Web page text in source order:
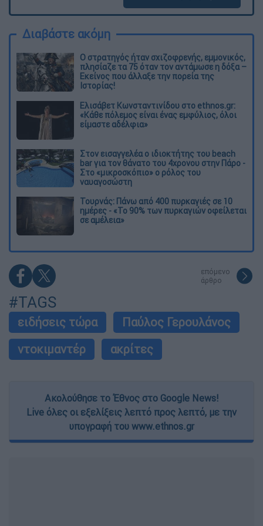
Διαβάστε ακόμη
O στρατηγός ήταν σχιζοφρενής, εμμονικός,
πλησίαζε τα 75 όταν τον αντάμωσε η δόξα –
Εκείνος που άλλαξε την πορεία της
Ιστορίας!
Ελισάβετ Κωνσταντινίδου στο ethnos.gr:
«Κάθε πόλεμος είναι ένας εμφύλιος, όλοι
είμαστε αδέλφια»
Στον εισαγγελέα ο ιδιοκτήτης του beach
bar για τον θάνατο του 4χρονου στην Πάρο -
Στο «μικροσκόπιο» ο ρόλος του
ναυαγοσώστη
Τουρνάς: Πάνω από 400 πυρκαγιές σε 10
ημέρες - «Το 90% των πυρκαγιών οφείλεται
σε αμέλεια»
επόμενο
άρθρο
#TAGS
ειδήσεις τώρα
Παύλος Γερουλάνος
ντοκιμαντέρ
ακρίτες
Ακολούθησε το Έθνος στο Google News!
Live όλες οι εξελίξεις λεπτό προς λεπτό, με την
υπογραφή του www.ethnos.gr